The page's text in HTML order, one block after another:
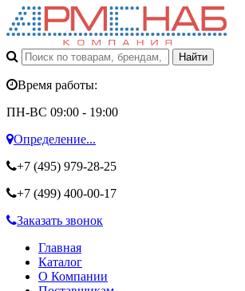
Время работы:
ПН-ВС 09:00 - 19:00
Определение...
+7 (495) 979-28-25
+7 (499) 400-00-17
Заказать звонок
Главная
Каталог
О Компании